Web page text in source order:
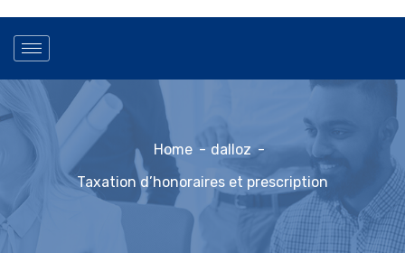
Home
dalloz
Taxation d’honoraires et prescription